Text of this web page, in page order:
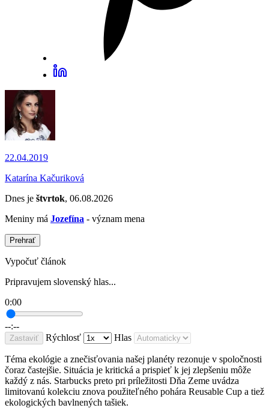
22.04.2019
Katarína Kačuriková
Dnes je štvrtok, 06.08.2026
Meniny má Jozefína - význam mena
Prehrať
Vypočuť článok
Pripravujem slovenský hlas...
0:00
--:--
Zastaviť Rýchlosť Hlas
Téma ekológie a znečisťovania našej planéty rezonuje v spoločnosti
čoraz častejšie. Situácia je kritická a prispieť k jej zlepšeniu môže
každý z nás. Starbucks preto pri príležitosti Dňa Zeme uvádza
limitovanú kolekciu znova použiteľného pohára Reusable Cup a tiež
ekologických bavlnených tašiek.